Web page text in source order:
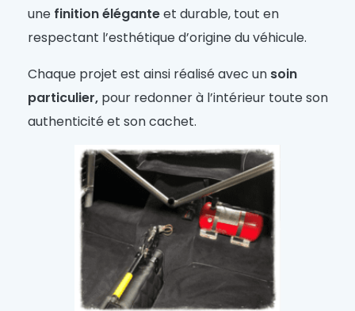
une finition éléganteet durable, tout en
respectant l’esthétique d’origine du véhicule.
Chaque projet est ainsi réalisé avec un soin
particulier, pour redonner à l’intérieur toute son
authenticité et son cachet.